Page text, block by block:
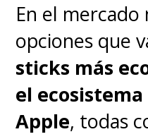
En el
opciones que
sticks más
el
Apple, todas